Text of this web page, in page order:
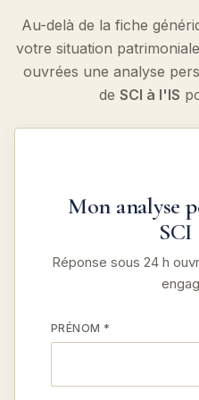
Au-delà de la fiche
votre situation
ouvrées une analyse
de SCI à l'IS
Mon analyse
SCI
Réponse sous 24 h
PRÉNOM *